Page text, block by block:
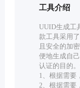
工具介绍
UUID生成工
款工具采用
且安全的加
便地生成自
认证的目的
1、根据需要
2、根据需要